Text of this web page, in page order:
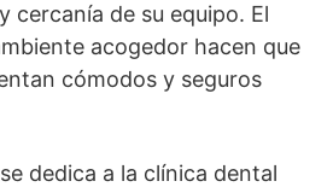
cercanía de su equipo. El
acogedor hacen que
cómodos y seguros
dedica a la clínica dental